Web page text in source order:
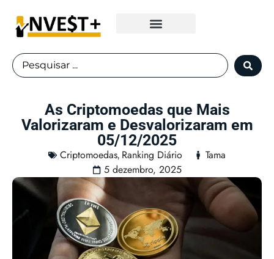
As Criptomoedas que Mais
Valorizaram e Desvalorizaram em
05/12/2025
Criptomoedas, Ranking Diário
Tama
5 dezembro, 2025